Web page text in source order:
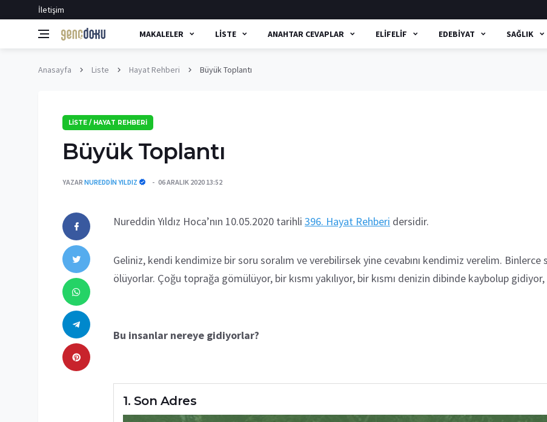
İletişim
MAKALELER LISTE ANAHTAR CEVAPLAR ELIFELIF EDEBIYAT SAĞLIK
Anasayfa Liste Hayat Rehberi Büyük Toplantı
LISTE / HAYAT REHBERI
Büyük Toplantı
YAZAR NUREDDIN YILDIZ 06 ARALIK 2020 13:52
Nureddin Yıldız Hoca’nın 10.05.2020 tarihli 396. Hayat Rehberi dersidir.
Geliniz, kendi kendimize bir soru soralım ve verebilirsek yine cevabını kendimiz verelim.
ölüyorlar. Çoğu toprağa gömülüyor, bir kısmı yakılıyor, bir kısmı denizin dibinde kaybolup
Bu insanlar nereye gidiyorlar?
Son Adres